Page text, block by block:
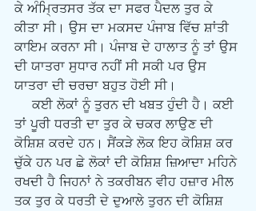
ਕੇ ਅੰਮ੍ਰਿਤਸਰ ਤੱਕ ਦਾ ਸਫਰ ਪੈਦਲ ਤੁਰ ਕੇ
ਕੀਤਾ ਸੀ। ਉਸ ਦਾ ਮਕਸਦ ਪੰਜਾਬ ਵਿੱਚ ਸ਼ਾਂਤੀ
ਕਾਇਮ ਕਰਨਾ ਸੀ। ਪੰਜਾਬ ਦੇ ਹਾਲਾਤ ਨੂੰ ਤਾਂ ਉਸ
ਦੀ ਯਾਤਰਾ ਸੁਧਾਰ ਨਹੀਂ ਸੀ ਸਕੀ ਪਰ ਉਸ
ਯਾਤਰਾ ਦੀ ਚਰਚਾ ਬਹੁਤ ਹੋਈ ਸੀ।
ਕਈ ਲੋਕਾਂ ਨੂੰ ਤੁਰਨ ਦੀ ਖਬਤ ਹੁੰਦੀ ਹੈ। ਕਈ
ਤਾਂ ਪੂਰੀ ਧਰਤੀ ਦਾ ਤੁਰ ਕੇ ਚਕਰ ਲਾਉਣ ਦੀ
ਕੋਸ਼ਿਸ਼ ਕਰਦੇ ਹਨ। ਸੈਂਕੜੇ ਲੋਕ ਇਹ ਕੋਸ਼ਿਸ਼ ਕਰ
ਚੁੱਕੇ ਹਨ ਪਰ ਛੇ ਲੋਕਾਂ ਦੀ ਕੋਸ਼ਿਸ਼ ਜ਼ਿਆਦਾ ਮਹਿਨੇ
ਰਖਦੀ ਹੈ ਜਿਹਨਾਂ ਨੇ ਤਕਰੀਬਨ ਵੀਹ ਹਜ਼ਾਰ ਮੀਲ
ਤਕ ਤੁਰ ਕੇ ਧਰਤੀ ਦੇ ਦੁਆਲੇ ਤੁਰਨ ਦੀ ਕੋਸ਼ਿਸ਼